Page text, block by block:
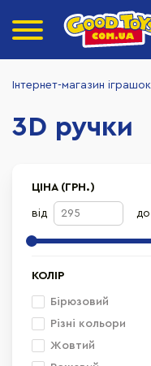
Інтернет-магазин іграшок
3D ручки
ЦІНА (ГРН.)
від до
КОЛІР
Бірюзовий
Різні кольори
Жовтий